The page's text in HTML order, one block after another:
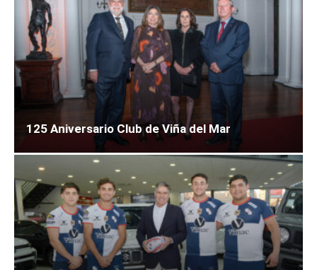
125 Aniversario Club de Viña del Mar